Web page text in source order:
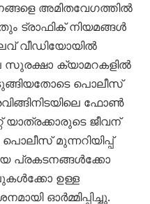
അമിതവേഗത്തിൽ
ട്രാഫിക് നിയമങ്ങൾ
വീഡിയോയിൽ
ക്യാമറകളിൽ
പൊലീസ്
ഫോൺ
ജീവന്
മുന്നറിയിപ്പ്
പ്രകടനങ്ങൾക്കോ
ഉള്ള
ഓർമ്മിപ്പിച്ചു.